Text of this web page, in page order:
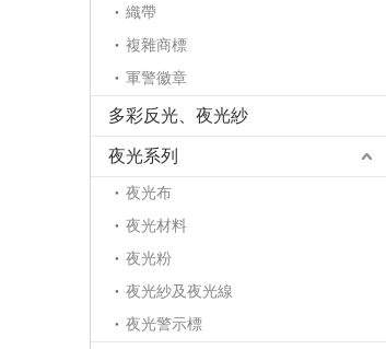
織帶
複雜商標
軍警徽章
多彩反光、夜光紗
夜光系列
夜光布
夜光材料
夜光粉
夜光紗及夜光線
夜光警示標